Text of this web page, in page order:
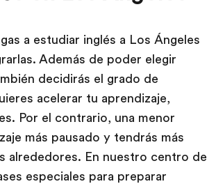
a estudiar inglés a Los Ángeles
Además de poder elegir
decidirás el grado de
acelerar tu aprendizaje,
Por el contrario, una menor
más pausado y tendrás más
alrededores. En nuestro centro de
especiales para preparar